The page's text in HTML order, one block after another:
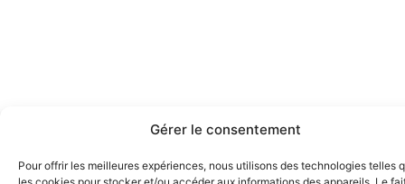
Gérer le consentement
Pour offrir les meilleures expériences, nous utilisons des technologies telles